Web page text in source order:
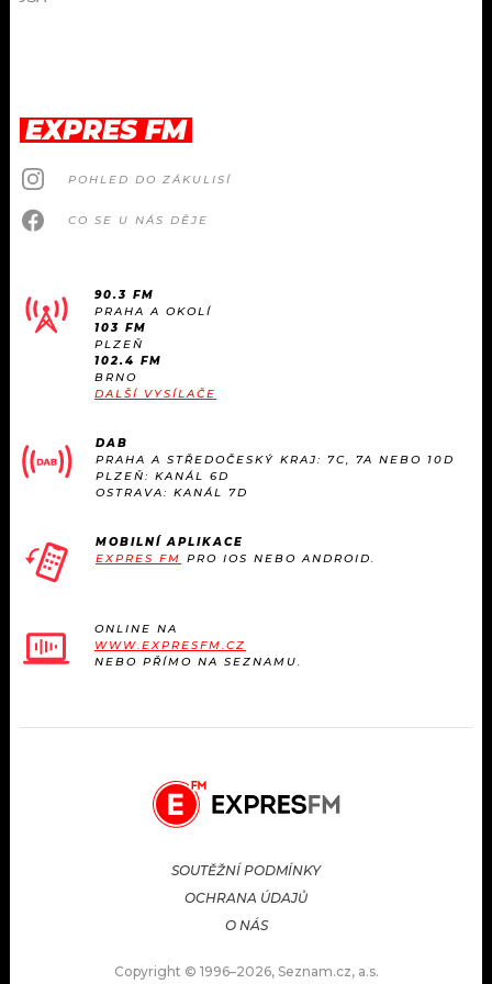
EXPRES FM
POHLED DO ZÁKULISÍ
CO SE U NÁS DĚJE
90.3 FM
PRAHA A OKOLÍ
103 FM
PLZEŇ
102.4 FM
BRNO
DALŠÍ VYSÍLAČE
DAB
PRAHA A STŘEDOČESKÝ KRAJ: 7C, 7A NEBO 10D
PLZEŇ: KANÁL 6D
OSTRAVA: KANÁL 7D
MOBILNÍ APLIKACE
EXPRES FM PRO IOS NEBO ANDROID.
ONLINE NA
WWW.EXPRESFM.CZ
NEBO PŘÍMO NA SEZNAMU.
SOUTĚŽNÍ PODMÍNKY
OCHRANA ÚDAJŮ
O NÁS
Copyright © 1996–2026, Seznam.cz, a.s.